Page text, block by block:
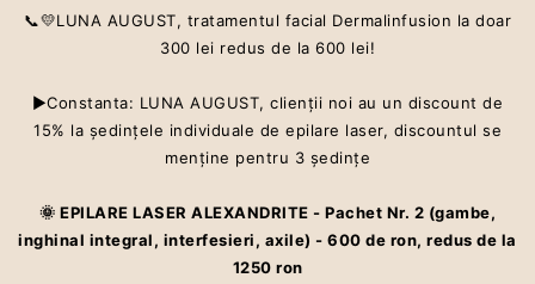
📞💛LUNA AUGUST, tratamentul facial Dermalinfusion la doar
300 lei redus de la 600 lei!
▶Constanta: LUNA AUGUST, clienţii noi au un discount de
15% la şedinţele individuale de epilare laser, discountul se
menţine pentru 3 şedinţe
🌞 EPILARE LASER ALEXANDRITE - Pachet Nr. 2 (gambe,
inghinal integral, interfesieri, axile) - 600 de ron, redus de la
1250 ron
Centru estetic premium ce oferă servicii care te ajută să îti îmbunătățești
aspectul pielii și starea de bine cu Dermalinfusion®️. Epilarea definitivă